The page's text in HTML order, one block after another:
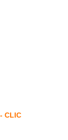
CLIC